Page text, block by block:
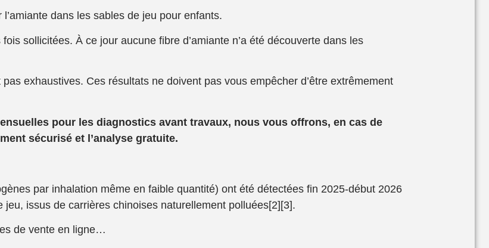
dans les sables de jeu pour enfants.
sollicitées. À ce jour aucune fibre d’amiante n’a été découverte dans les
exhaustives. Ces résultats ne doivent pas vous empêcher d’être extrêmement
pour les diagnostics avant travaux, nous vous offrons, en cas de
sécurisé et l’analyse gratuite.
par inhalation même en faible quantité) ont été détectées fin 2025-début 2026
issus de carrières chinoises naturellement polluées[2][3].
de vente en ligne…